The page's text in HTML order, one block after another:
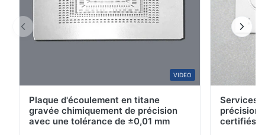
Mar 10.2026
This product is really precise.
Dec 10.2025
Pretty good.
VIDEO
Plaque d'écoulement en titane
gravée chimiquement de précision
avec une tolérance de ±0,01 mm
Services
précision
certifiés